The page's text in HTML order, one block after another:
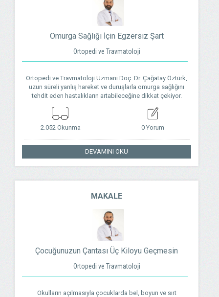
Omurga Sağlığı İçin Egzersiz Şart
Ortopedi ve Travmatoloji
Ortopedi ve Travmatoloji Uzmanı Doç. Dr. Çağatay Öztürk,
uzun süreli yanlış hareket ve duruşlarla omurga sağlığını
tehdit eden hastalıkların artabileceğine dikkat çekiyor.
2.052 Okunma 0 Yorum
DEVAMINI OKU
MAKALE
Çocuğunuzun Çantası Üç Kiloyu Geçmesin
Ortopedi ve Travmatoloji
Okulların açılmasıyla çocuklarda bel, boyun ve sırt